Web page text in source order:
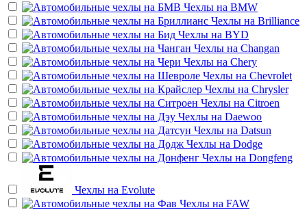
Чехлы на BMW
Чехлы на Brilliance
Чехлы на BYD
Чехлы на Changan
Чехлы на Chery
Чехлы на Chevrolet
Чехлы на Chrysler
Чехлы на Citroen
Чехлы на Daewoo
Чехлы на Datsun
Чехлы на Dodge
Чехлы на Dongfeng
Чехлы на Evolute
Чехлы на FAW